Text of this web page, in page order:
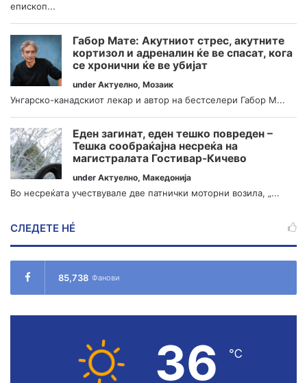
епископ...
Габор Мате: Акутниот стрес, акутните
кортизол и адреналин ќе ве спасат, кога
се хронични ќе ве убијат
under Актуелно, Мозаик
Унгарско-канадскиот лекар и автор на бестселери Габор М...
Еден загинат, еден тешко повреден –
Тешка сообраќајна несреќа на
магистралата Гостивар-Кичево
under Актуелно, Македонија
Во несреќата учествувале две патнички моторни возила, „...
СЛЕДЕТЕ НÉ
85,738 Фанови
36 ℃